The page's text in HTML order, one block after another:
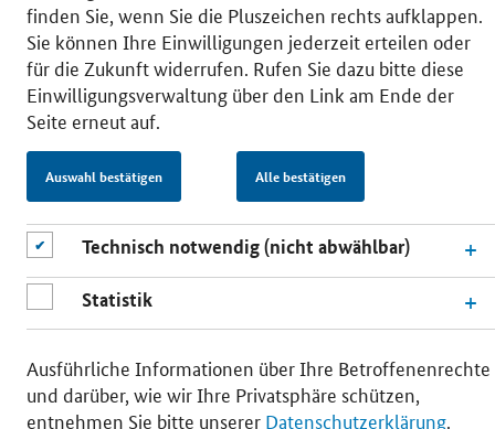
© 2026 Bundesministerium für Wirtschaft und Energie
Barrierefreiheit
Einwilligungsverwaltung
finden Sie, wenn Sie die Pluszeichen rechts aufklappen.
Sie können Ihre Einwilligungen jederzeit erteilen oder
für die Zukunft widerrufen. Rufen Sie dazu bitte diese
Einwilligungsverwaltung über den Link am Ende der
Seite erneut auf.
Auswahl bestätigen Alle bestätigen
Technisch notwendig (nicht abwählbar)
Statistik
Ausführliche Informationen über Ihre Betroffenenrechte
und darüber, wie wir Ihre Privatsphäre schützen,
entnehmen Sie bitte unserer Datenschutzerklärung.